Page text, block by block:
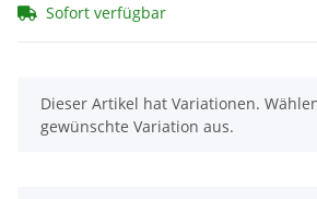
Sofort verfügbar
x
Dieser Artikel hat Variationen.
gewünschte Variation aus.